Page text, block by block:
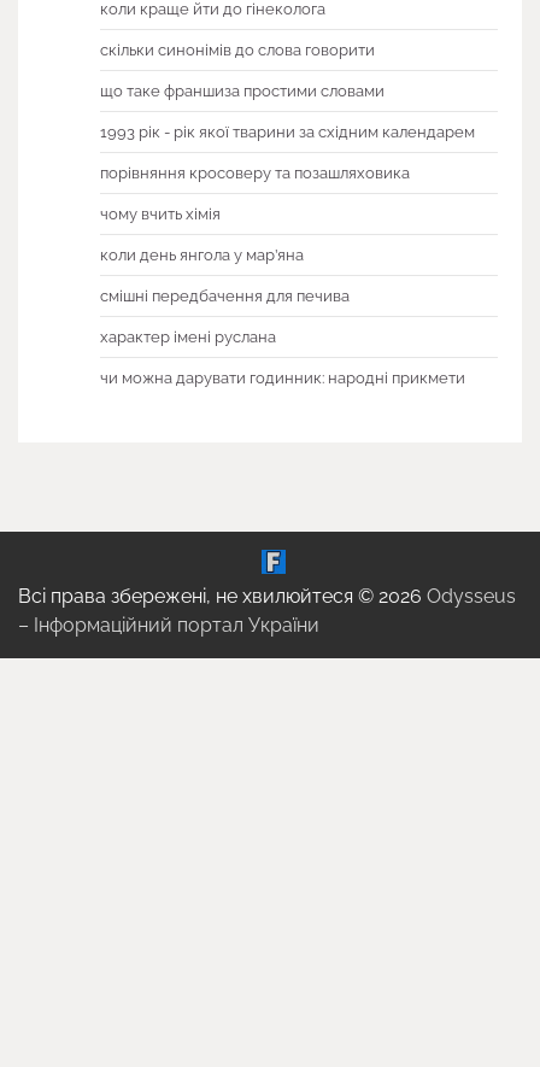
коли краще йти до гінеколога
скільки синонімів до слова говорити
що таке франшиза простими словами
1993 рік - рік якої тварини за східним календарем
порівняння кросоверу та позашляховика
чому вчить хімія
коли день янгола у мар’яна
смішні передбачення для печива
характер імені руслана
чи можна дарувати годинник: народні прикмети
Всі права збережені, не хвилюйтеся © 2026 Odysseus
– Інформаційний портал України